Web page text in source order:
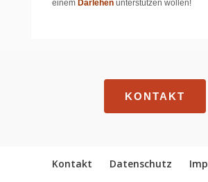
einem Darlehenunterstützen wollen!
KONTAKT
Kontakt Datenschutz